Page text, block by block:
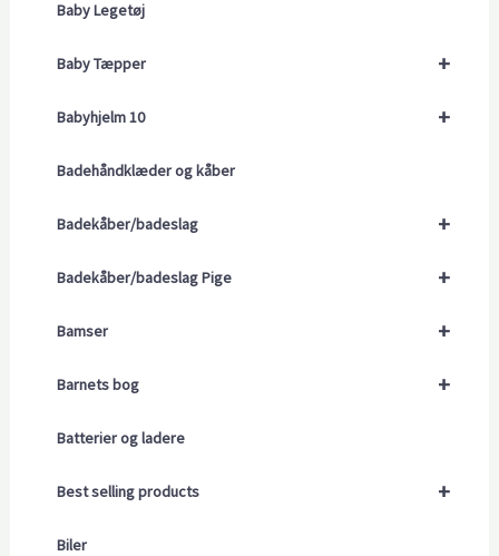
Baby Legetøj
+
Baby Tæpper
+
Babyhjelm 10
Badehåndklæder og kåber
+
Badekåber/badeslag
+
Badekåber/badeslag Pige
+
Bamser
+
Barnets bog
Batterier og ladere
+
Best selling products
Biler